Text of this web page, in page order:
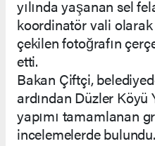
yılında yaşanan sel
koordinatör vali olarak
çekilen fotoğrafın
etti.
Bakan Çiftçi,
ardından Düzler Köyü
yapımı tamamlanan
incelemelerde